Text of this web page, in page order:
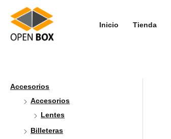
Inicio Tienda
Accesorios
Accesorios
Lentes
Billeteras